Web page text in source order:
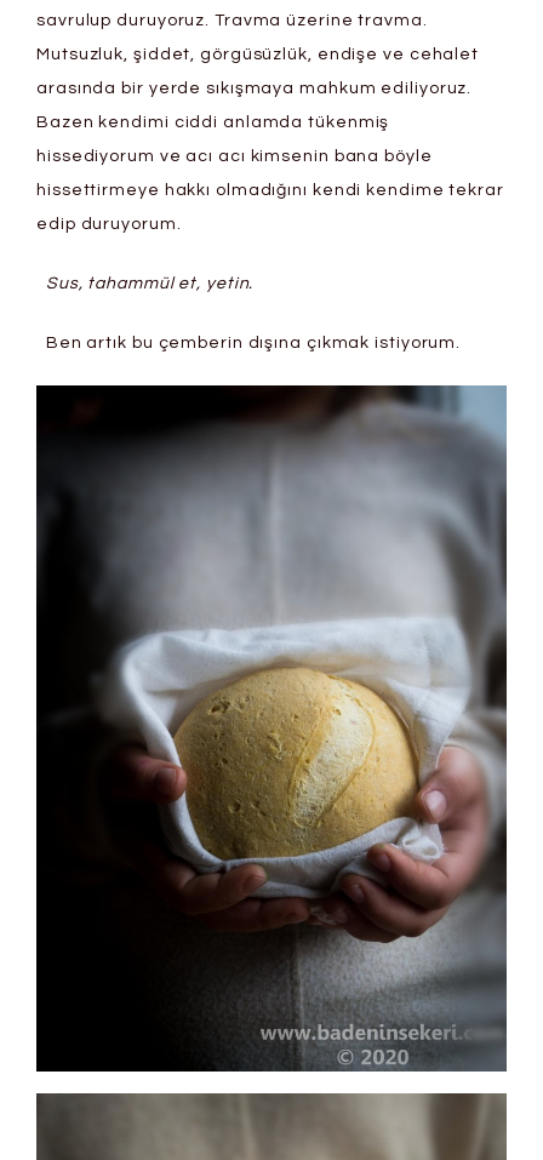
savrulup duruyoruz. Travma üzerine travma.
Mutsuzluk, şiddet, görgüsüzlük, endişe ve cehalet
arasında bir yerde sıkışmaya mahkum ediliyoruz.
Bazen kendimi ciddi anlamda tükenmiş
hissediyorum ve acı acı kimsenin bana böyle
hissettirmeye hakkı olmadığını kendi kendime tekrar
edip duruyorum.
Sus, tahammül et, yetin.
Ben artık bu çemberin dışına çıkmak istiyorum.